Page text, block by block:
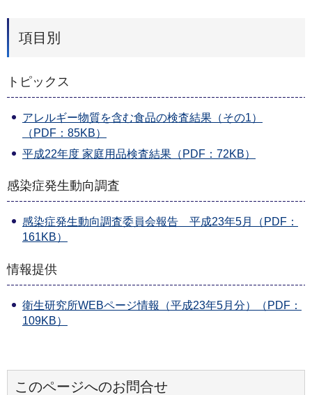
項目別
トピックス
アレルギー物質を含む食品の検査結果（その1）
（PDF：85KB）
平成22年度 家庭用品検査結果（PDF：72KB）
感染症発生動向調査
感染症発生動向調査委員会報告 平成23年5月（PDF：
161KB）
情報提供
衛生研究所WEBページ情報（平成23年5月分）（PDF：
109KB）
このページへのお問合せ